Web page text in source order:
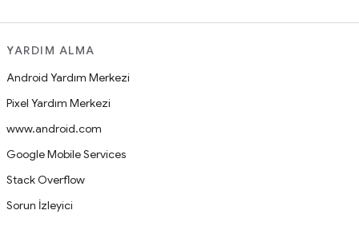
YARDIM ALMA
Android Yardım Merkezi
Pixel Yardım Merkezi
www.android.com
Google Mobile Services
Stack Overflow
Sorun İzleyici